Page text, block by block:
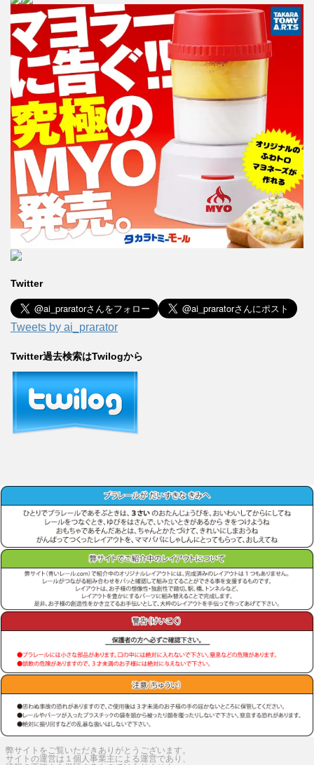
Twitter
Tweets by ai_prarator
Twitter過去検索はTwilogから
弊サイトをご覧いただきありがとうございます。
サイトの運営は１個人事業主による運営であり、